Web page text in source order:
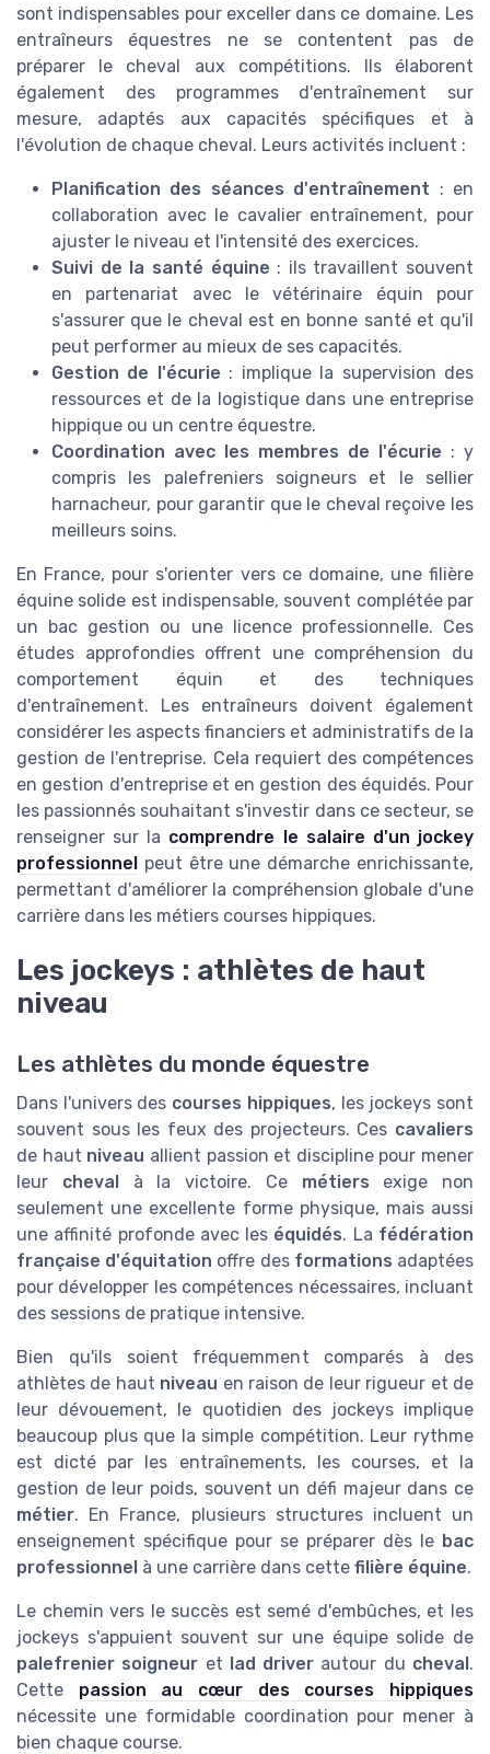
sont indispensables pour exceller dans ce domaine. Les
entraîneurs équestres ne se contentent pas de
préparer le cheval aux compétitions. Ils élaborent
également des programmes d'entraînement sur
mesure, adaptés aux capacités spécifiques et à
l'évolution de chaque cheval. Leurs activités incluent :
Planification des séances d'entraînement : en
collaboration avec le cavalier entraînement, pour
ajuster le niveau et l'intensité des exercices.
Suivi de la santé équine : ils travaillent souvent
en partenariat avec le vétérinaire équin pour
s'assurer que le cheval est en bonne santé et qu'il
peut performer au mieux de ses capacités.
Gestion de l'écurie : implique la supervision des
ressources et de la logistique dans une entreprise
hippique ou un centre équestre.
Coordination avec les membres de l'écurie : y
compris les palefreniers soigneurs et le sellier
harnacheur, pour garantir que le cheval reçoive les
meilleurs soins.
En France, pour s'orienter vers ce domaine, une filière
équine solide est indispensable, souvent complétée par
un bac gestion ou une licence professionnelle. Ces
études approfondies offrent une compréhension du
comportement équin et des techniques
d'entraînement. Les entraîneurs doivent également
considérer les aspects financiers et administratifs de la
gestion de l'entreprise. Cela requiert des compétences
en gestion d'entreprise et en gestion des équidés. Pour
les passionnés souhaitant s'investir dans ce secteur, se
renseigner sur la comprendre le salaire d'un jockey
professionnel peut être une démarche enrichissante,
permettant d'améliorer la compréhension globale d'une
carrière dans les métiers courses hippiques.
Les jockeys : athlètes de haut
niveau
Les athlètes du monde équestre
Dans l'univers des courses hippiques, les jockeys sont
souvent sous les feux des projecteurs. Ces cavaliers
de haut niveau allient passion et discipline pour mener
leur cheval à la victoire. Ce métiers exige non
seulement une excellente forme physique, mais aussi
une affinité profonde avec les équidés. La fédération
française d'équitation offre des formations adaptées
pour développer les compétences nécessaires, incluant
des sessions de pratique intensive.
Bien qu'ils soient fréquemment comparés à des
athlètes de haut niveau en raison de leur rigueur et de
leur dévouement, le quotidien des jockeys implique
beaucoup plus que la simple compétition. Leur rythme
est dicté par les entraînements, les courses, et la
gestion de leur poids, souvent un défi majeur dans ce
métier. En France, plusieurs structures incluent un
enseignement spécifique pour se préparer dès le bac
professionnel à une carrière dans cette filière équine.
Le chemin vers le succès est semé d'embûches, et les
jockeys s'appuient souvent sur une équipe solide de
palefrenier soigneur et lad driver autour du cheval .
Cette passion au cœur des courses hippiques
nécessite une formidable coordination pour mener à
bien chaque course.